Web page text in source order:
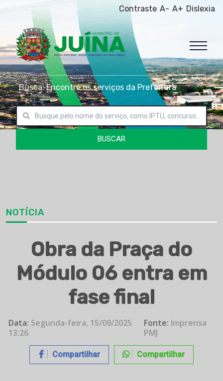
Contraste A- A+ Dislexia
Busca: Encontre os serviços da Prefeitura
BUSCAR
NOTÍCIA
Obra da Praça do
Módulo 06 entra em
fase final
Data: Segunda-feira, 15/09/2025
13:26
Fonte: Imprensa
PMJ
Compartilhar Compartilhar